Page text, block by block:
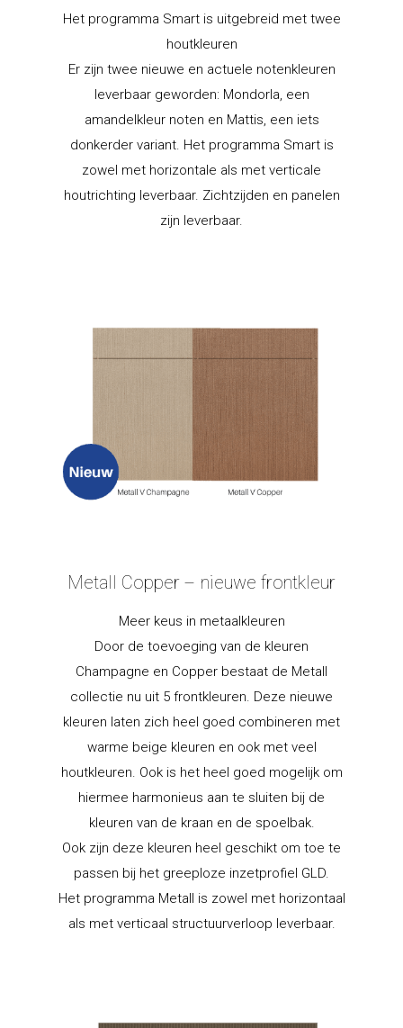
Het programma Smart is uitgebreid met twee
houtkleuren
Er zijn twee nieuwe en actuele notenkleuren
leverbaar geworden: Mondorla, een
amandelkleur noten en Mattis, een iets
donkerder variant. Het programma Smart is
zowel met horizontale als met verticale
houtrichting leverbaar. Zichtzijden en panelen
zijn leverbaar.
Metall Copper – nieuwe frontkleur
Meer keus in metaalkleuren
Door de toevoeging van de kleuren
Champagne en Copper bestaat de Metall
collectie nu uit 5 frontkleuren. Deze nieuwe
kleuren laten zich heel goed combineren met
warme beige kleuren en ook met veel
houtkleuren. Ook is het heel goed mogelijk om
hiermee harmonieus aan te sluiten bij de
kleuren van de kraan en de spoelbak.
Ook zijn deze kleuren heel geschikt om toe te
passen bij het greeploze inzetprofiel GLD.
Het programma Metall is zowel met horizontaal
als met verticaal structuurverloop leverbaar.
Hagro Keukens
Edisonstraat 4
7903 AN Hoogeveen
T:0528 280 280
E:info@hagrokeukens.nl